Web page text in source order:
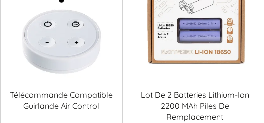
Télécommande Compatible
Guirlande Air Control
Lot De 2 Batteries Lithium-Ion
2200 MAh Piles De
Remplacement